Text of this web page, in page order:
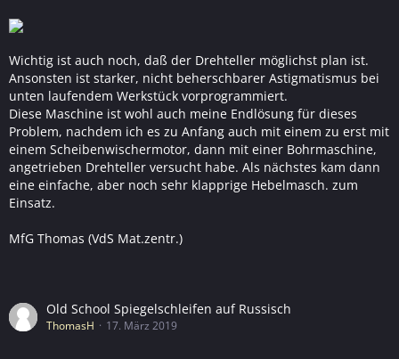
Wichtig ist auch noch, daß der Drehteller möglichst plan ist.
Ansonsten ist starker, nicht beherschbarer Astigmatismus bei
unten laufendem Werkstück vorprogrammiert.
Diese Maschine ist wohl auch meine Endlösung für dieses
Problem, nachdem ich es zu Anfang auch mit einem zu erst mit
einem Scheibenwischermotor, dann mit einer Bohrmaschine,
angetrieben Drehteller versucht habe. Als nächstes kam dann
eine einfache, aber noch sehr klapprige Hebelmasch. zum
Einsatz.
MfG Thomas (VdS Mat.zentr.)
Old School Spiegelschleifen auf Russisch
ThomasH 17. März 2019